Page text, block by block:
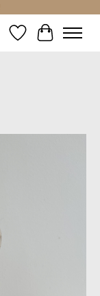
Verlanglijst